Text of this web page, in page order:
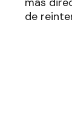
de